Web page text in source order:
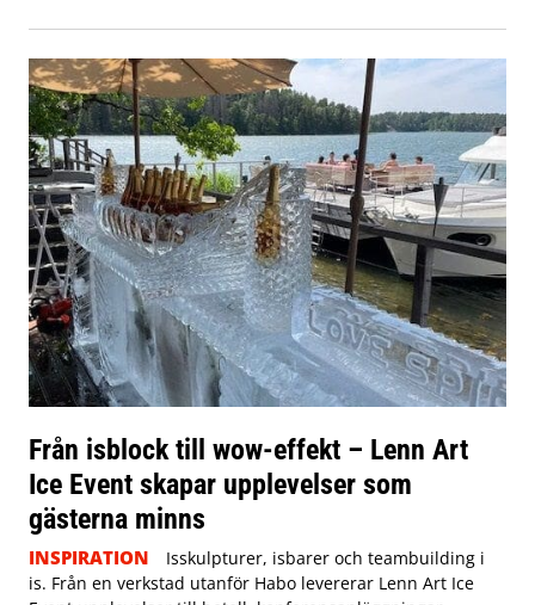
Från isblock till wow-effekt – Lenn Art
Ice Event skapar upplevelser som
gästerna minns
INSPIRATION
Isskulpturer, isbarer och teambuilding i
is. Från en verkstad utanför Habo levererar Lenn Art Ice